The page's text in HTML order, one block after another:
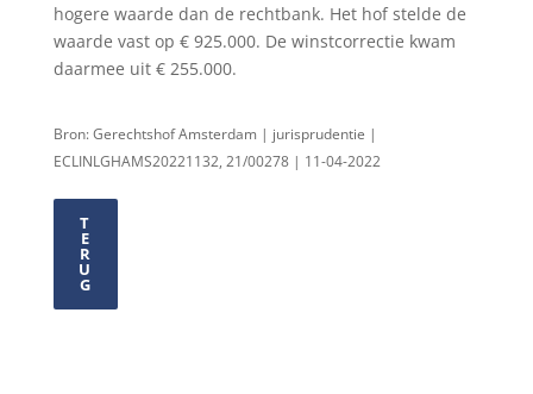
hogere waarde dan de rechtbank. Het hof stelde de
waarde vast op € 925.000. De winstcorrectie kwam
daarmee uit € 255.000.
Bron: Gerechtshof Amsterdam | jurisprudentie |
ECLINLGHAMS20221132, 21/00278 | 11-04-2022
T
E
R
U
G